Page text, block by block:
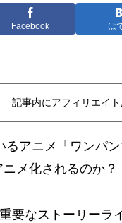
Facebook は
記事内にアフィリエイト
アニメ「ワンパ
メ化されるのか？
要なストーリー